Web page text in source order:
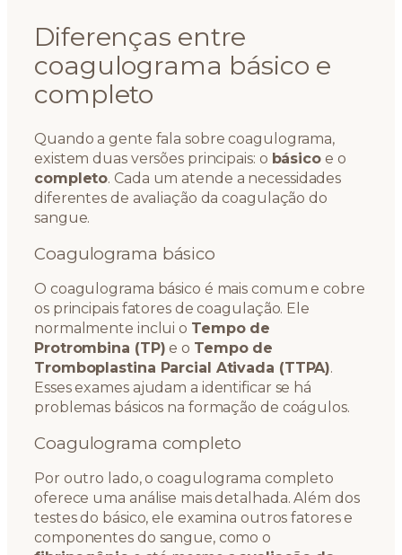
Diferenças entre
coagulograma básico e
completo
Quando a gente fala sobre coagulograma,
existem duas versões principais: o básicoe o
completo. Cada um atende a necessidades
diferentes de avaliação da coagulação do
sangue.
Coagulograma básico
O coagulograma básico é mais comum e cobre
os principais fatores de coagulação. Ele
normalmente inclui o Tempo de
Protrombina (TP) e o Tempo de
Tromboplastina Parcial Ativada (TTPA).
Esses exames ajudam a identificar se há
problemas básicos na formação de coágulos.
Coagulograma completo
Por outro lado, o coagulograma completo
oferece uma análise mais detalhada. Além dos
testes do básico, ele examina outros fatores e
componentes do sangue, como o